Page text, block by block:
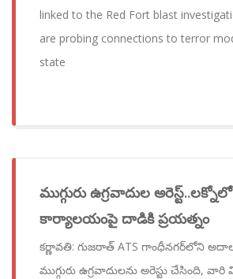
linked to the Red Fort blast
are probing connections to terror
state
ముగ్గురు ఉగ్రవాదుల అరెస్ట్..లక్నోలో
కార్యాలయంపై దాడికి ప్రయత్నం
కర్ణావతి: గుజరాత్ ATS గాంధీనగర్‌లోని
ముగ్గురు ఉగ్రవాదులను అరెస్టు చేసింది,